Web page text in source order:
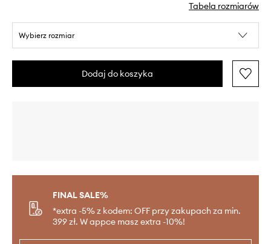
Tabela rozmiarów
Wybierz rozmiar
Dodaj do koszyka
FINAL SALE%
*extra -5% z kodem: OFF przy zakupach za min.
399 zł. W appce masz extra -10%!